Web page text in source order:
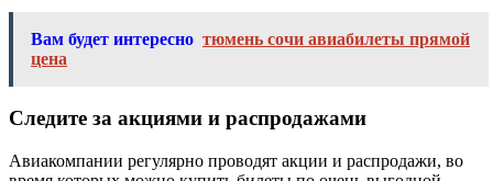
Вам будет интересно тюмень сочи авиабилеты прямой
цена
Следите за акциями и распродажами
Авиакомпании регулярно проводят акции и распродажи, во